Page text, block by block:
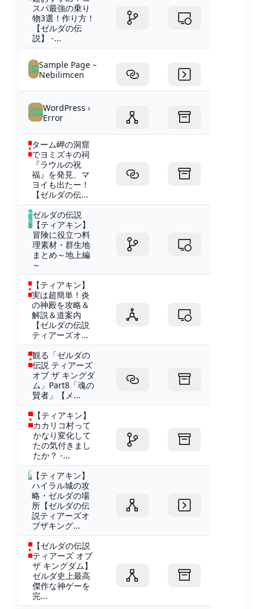
スパ最強の乗り
物3選！作り方！
【ゼルダの伝
説】 -...
Sample Page –
Nebilimcen
WordPress ›
Error
ターム岬の洞窟
でヨミズキの祠
『ラウルの祝
福』を発見、マ
ヨイも出たー！
【ゼルダの伝...
ゼルダの伝説
【ティアキン】
冒険に役立つ料
理素材・群生地
まとめ～地上編
～
【ティアキン】
実は超簡単！炎
の神殿を攻略＆
解説＆道案内
【ゼルダの伝説
ティアーズオ...
観る「ゼルダの
伝説 ティアーズ
オブ ザ キングダ
ム」Part8「魂の
賢者」【メ...
【ティアキン】
カカリコ村って
かなり変化して
たの気付きまし
たか？ -...
【ティアキン】
ハイラル城の攻
略・ゼルダの場
所【ゼルダの伝
説ティアーズオ
ブザキング...
【ゼルダの伝説
ティアーズ オブ
ザ キングダム】
ゼルダ史上最高
傑作な神ゲーを
完...